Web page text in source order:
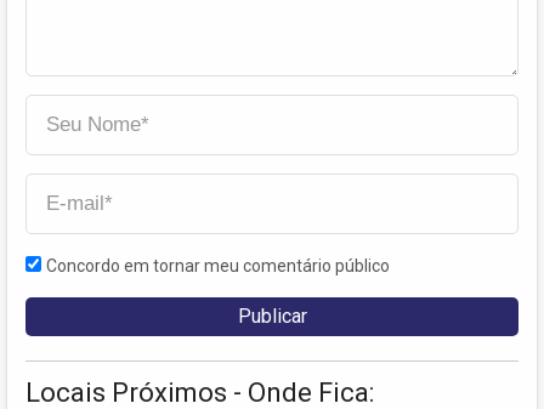
Concordo em tornar meu comentário público
Locais Próximos - Onde Fica: